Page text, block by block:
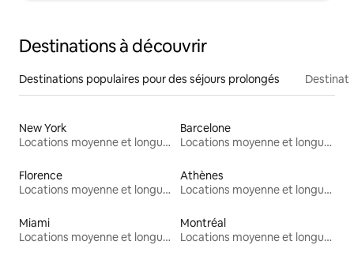
Destinations à découvrir
Destinations populaires pour des séjours prolongés
New York
Locations moyenne et longue durée
Barcelone
Locations moyenne et longue durée
Florence
Locations moyenne et longue durée
Athènes
Locations moyenne et longue durée
Miami
Locations moyenne et longue durée
Montréal
Locations moyenne et longue durée